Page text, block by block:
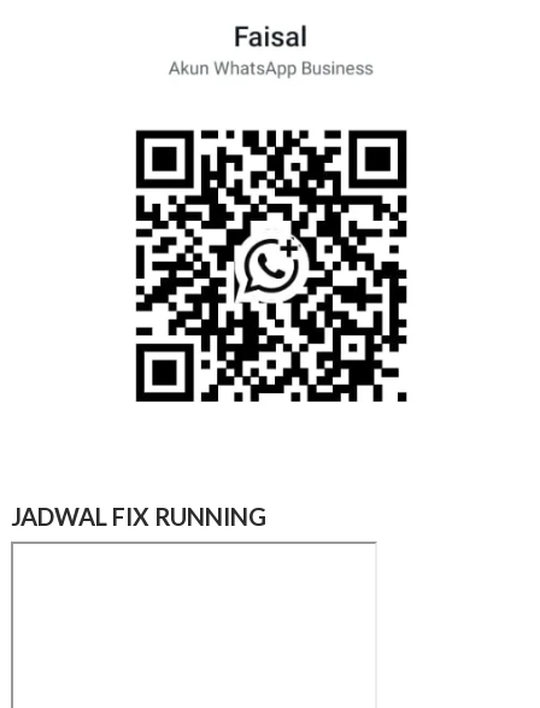
JADWAL FIX RUNNING